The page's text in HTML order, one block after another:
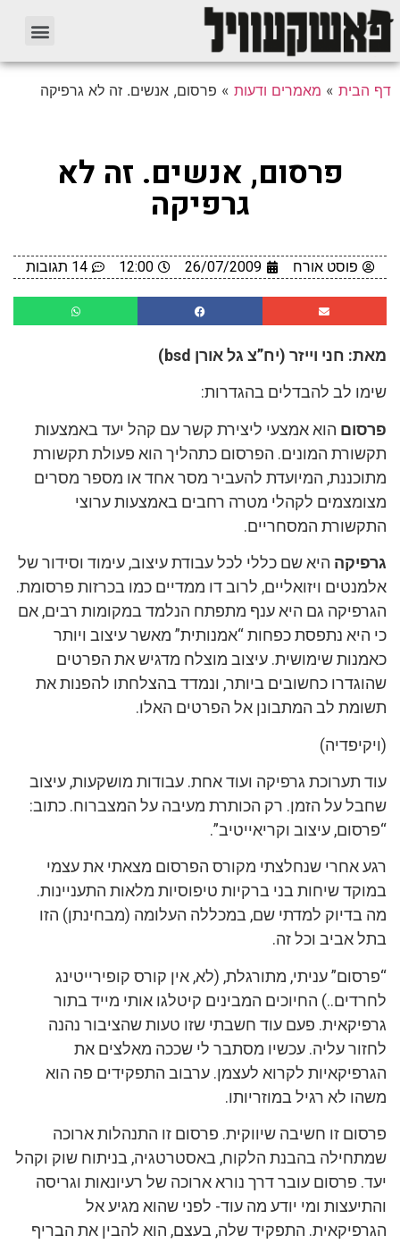
דף הבית » מאמרים ודעות » פרסום, אנשים. זה לא גרפיקה
פרסום, אנשים. זה לא
גרפיקה
פוסט אורח 26/07/2009
12:00 14 תגובות
מאת: חני וייזר (יח”צ גל אורן bsd)
שימו לב להבדלים בהגדרות:
פרסום הוא אמצעי ליצירת קשר עם קהל יעד באמצעות
תקשורת המונים. הפרסום כתהליך הוא פעולת תקשורת
מתוכננת, המיועדת להעביר מסר אחד או מספר מסרים
מצומצמים לקהלי מטרה רחבים באמצעות ערוצי
התקשורת המסחריים.
גרפיקה היא שם כללי לכל עבודת עיצוב, עימוד וסידור של
אלמנטים ויזואליים, לרוב דו ממדיים כמו בכרזות פרסומת.
הגרפיקה גם היא ענף מתפתח הנלמד במקומות רבים, אם
כי היא נתפסת כפחות “אמנותית” מאשר עיצוב ויותר
כאמנות שימושית. עיצוב מוצלח מדגיש את הפרטים
שהוגדרו כחשובים ביותר, ונמדד בהצלחתו להפנות את
תשומת לב המתבונן אל הפרטים האלו.
(ויקיפדיה)
עוד תערוכת גרפיקה ועוד אחת. עבודות מושקעות, עיצוב
שחבל על הזמן. רק הכותרת מעיבה על המצברוח. כתוב:
“פרסום, עיצוב וקריאייטיב”.
רגע אחרי שנחלצתי מקורס הפרסום מצאתי את עצמי
במוקד שיחות בני ברקיות טיפוסיות מלאות התעניינות.
מה בדיוק למדתי שם, במכללה העלומה (מבחינתן) הזו
בתל אביב וכל זה.
“פרסום” עניתי, מתורגלת, (לא, אין קורס קופירייטינג
לחרדים..) החיוכים המבינים קיטלגו אותי מייד בתור
גרפיקאית. פעם עוד חשבתי שזו טעות שהציבור נהנה
לחזור עליה. עכשיו מסתבר לי שככה מאלצים את
הגרפיקאיות לקרוא לעצמן. ערבוב התפקידים פה הוא
משהו לא רגיל במוזריותו.
פרסום זו חשיבה שיווקית. פרסום זו התנהלות ארוכה
שמתחילה בהבנת הלקוח, באסטרטגיה, בניתוח שוק וקהל
יעד. פרסום עובר דרך נורא ארוכה של רעיונאות וגריסה
והתיעצות ומי יודע מה עוד- לפני שהוא מגיע אל
הגרפיקאית. התפקיד שלה, בעצם, הוא להבין את הבריף